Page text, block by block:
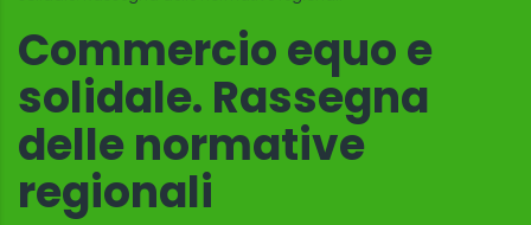
Commercio equo e
solidale. Rassegna
delle normative
regionali